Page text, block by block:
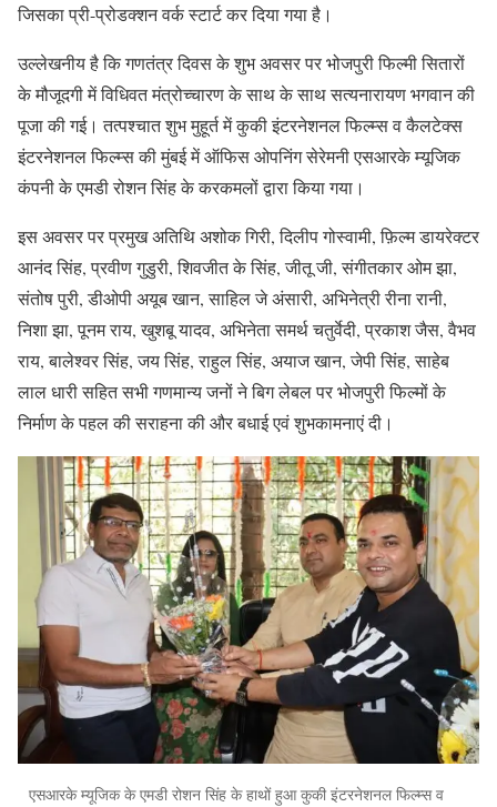
जिसका प्री-प्रोडक्शन वर्क स्टार्ट कर दिया गया है।
उल्लेखनीय है कि गणतंत्र दिवस के शुभ अवसर पर भोजपुरी फिल्मी सितारों
के मौजूदगी में विधिवत मंत्रोच्चारण के साथ के साथ सत्यनारायण भगवान की
पूजा की गई। तत्पश्चात शुभ मुहूर्त में कुकी इंटरनेशनल फिल्म्स व कैलटेक्स
इंटरनेशनल फिल्म्स की मुंबई में ऑफिस ओपनिंग सेरेमनी एसआरके म्यूजिक
कंपनी के एमडी रोशन सिंह के करकमलों द्वारा किया गया।
इस अवसर पर प्रमुख अतिथि अशोक गिरी, दिलीप गोस्वामी, फ़िल्म डायरेक्टर
आनंद सिंह, प्रवीण गुडुरी, शिवजीत के सिंह, जीतू जी, संगीतकार ओम झा,
संतोष पुरी, डीओपी अयूब खान, साहिल जे अंसारी, अभिनेत्री रीना रानी,
निशा झा, पूनम राय, खुशबू यादव, अभिनेता समर्थ चतुर्वेदी, प्रकाश जैस, वैभव
राय, बालेश्वर सिंह, जय सिंह, राहुल सिंह, अयाज खान, जेपी सिंह, साहेब
लाल धारी सहित सभी गणमान्य जनों ने बिग लेबल पर भोजपुरी फिल्मों के
निर्माण के पहल की सराहना की और बधाई एवं शुभकामनाएं दी।
एसआरके म्यूजिक के एमडी रोशन सिंह के हाथों हुआ कुकी इंटरनेशनल फिल्म्स व